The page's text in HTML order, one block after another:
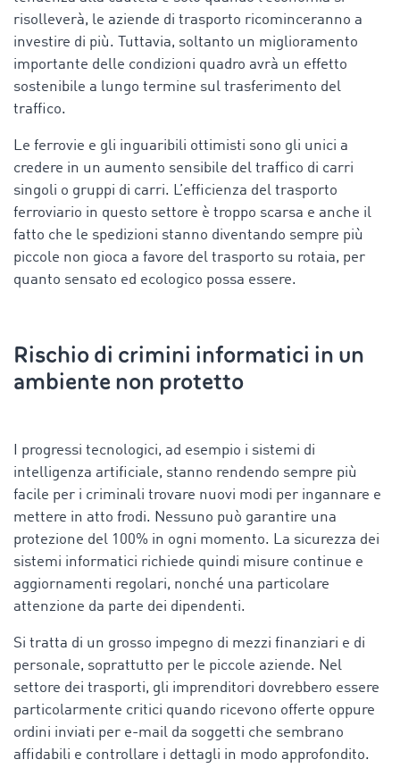
risolleverà, le aziende di trasporto ricominceranno a
investire di più. Tuttavia, soltanto un miglioramento
importante delle condizioni quadro avrà un effetto
sostenibile a lungo termine sul trasferimento del
traffico.
Le ferrovie e gli inguaribili ottimisti sono gli unici a
credere in un aumento sensibile del traffico di carri
singoli o gruppi di carri. L’efficienza del trasporto
ferroviario in questo settore è troppo scarsa e anche il
fatto che le spedizioni stanno diventando sempre più
piccole non gioca a favore del trasporto su rotaia, per
quanto sensato ed ecologico possa essere.
Rischio di crimini informatici in un
ambiente non protetto
I progressi tecnologici, ad esempio i sistemi di
intelligenza artificiale, stanno rendendo sempre più
facile per i criminali trovare nuovi modi per ingannare e
mettere in atto frodi. Nessuno può garantire una
protezione del 100% in ogni momento. La sicurezza dei
sistemi informatici richiede quindi misure continue e
aggiornamenti regolari, nonché una particolare
attenzione da parte dei dipendenti.
Si tratta di un grosso impegno di mezzi finanziari e di
personale, soprattutto per le piccole aziende. Nel
settore dei trasporti, gli imprenditori dovrebbero essere
particolarmente critici quando ricevono offerte oppure
ordini inviati per e-mail da soggetti che sembrano
affidabili e controllare i dettagli in modo approfondito.